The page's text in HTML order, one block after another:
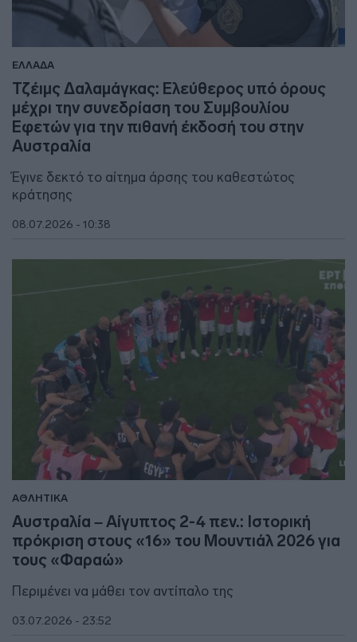
ΕΛΛΑΔΑ
Τζέιμς Δαλαμάγκας: Ελεύθερος υπό όρους
μέχρι την συνεδρίαση του Συμβουλίου
Εφετών για την πιθανή έκδοσή του στην
Αυστραλία
Έγινε δεκτό το αίτημα άρσης του καθεστώτος
κράτησης
08.07.2026 - 10:38
ΑΘΛΗΤΙΚΑ
Αυστραλία – Αίγυπτος 2-4 πεν.: Ιστορική
πρόκριση στους «16» του Μουντιάλ 2026 για
τους «Φαραώ»
Περιμένει να μάθει τον αντίπαλο της
03.07.2026 - 23:52